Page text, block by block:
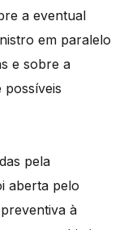
a eventual
em paralelo
e sobre a
possíveis
pela
aberta pelo
à